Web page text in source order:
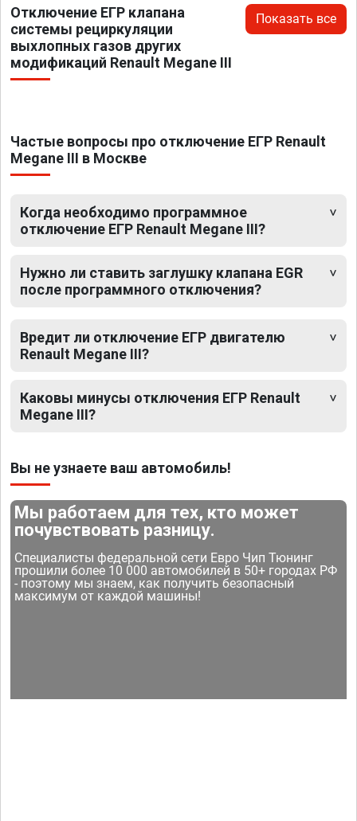
Отключение ЕГР клапана
системы рециркуляции
выхлопных газов других
модификаций Renault Megane III
Показать все
Частые вопросы про отключение ЕГР Renault
Megane III в Москве
Когда необходимо программное
отключение ЕГР Renault Megane III?
Нужно ли ставить заглушку клапана EGR
после программного отключения?
Вредит ли отключение ЕГР двигателю
Renault Megane III?
Каковы минусы отключения ЕГР Renault
Megane III?
Вы не узнаете ваш автомобиль!
Мы работаем для тех, кто может
почувствовать разницу.
Специалисты федеральной сети Евро Чип Тюнинг
прошили более 10 000 автомобилей в 50+ городах РФ
- поэтому мы знаем, как получить безопасный
максимум от каждой машины!